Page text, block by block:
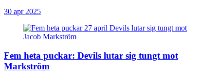
30 apr 2025
Fem heta puckar: Devils lutar sig tungt mot
Markström